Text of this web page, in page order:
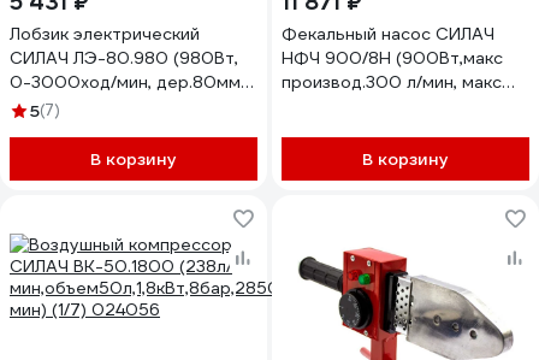
Лобзик электрический
СИЛАЧ ЛЭ-80.980 (980Вт,
0-3000ход/мин, дер.80мм/
метал.10мм, быст.зам.пил.
5(7)
В корзину
Фекальный насос СИЛАЧ
НФЧ 900/8Н (900Вт,макс
производ.300 л/мин, макс
В корзину